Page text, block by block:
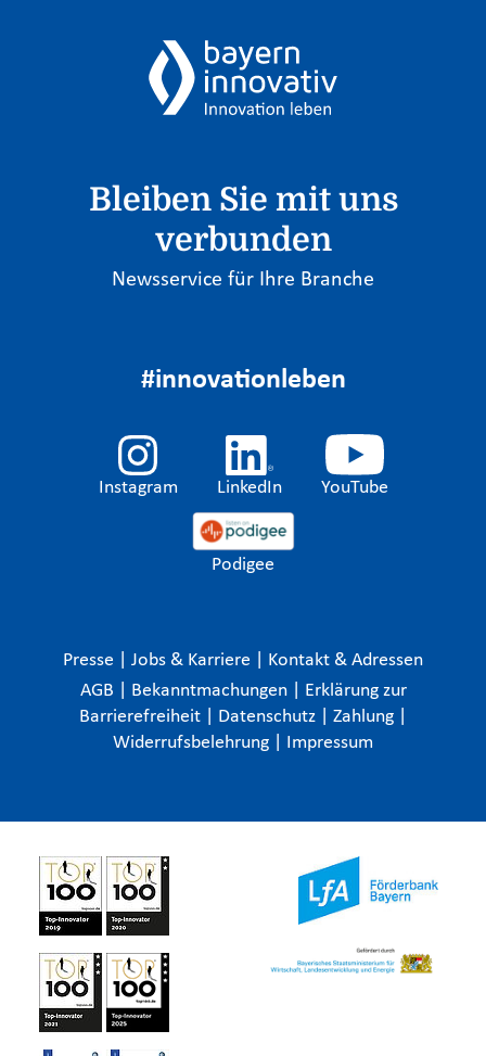
Bleiben Sie mit uns
verbunden
Newsservice für Ihre Branche
#innovationleben
Instagram LinkedIn YouTube
Podigee
Presse Jobs & Karriere
Kontakt & Adressen
AGB
Bekanntmachungen
Erklärung zur
Barrierefreiheit
Datenschutz Zahlung
Widerrufsbelehrung
Impressum